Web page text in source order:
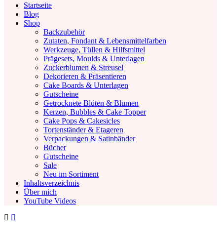
Startseite
Blog
Shop
Backzubehör
Zutaten, Fondant & Lebensmittelfarben
Werkzeuge, Tüllen & Hilfsmittel
Prägesets, Moulds & Unterlagen
Zuckerblumen & Streusel
Dekorieren & Präsentieren
Cake Boards & Unterlagen
Gutscheine
Getrocknete Blüten & Blumen
Kerzen, Bubbles & Cake Topper
Cake Pops & Cakesicles
Tortenständer & Etageren
Verpackungen & Satinbänder
Bücher
Gutscheine
Sale
Neu im Sortiment
Inhaltsverzeichnis
Über mich
YouTube Videos